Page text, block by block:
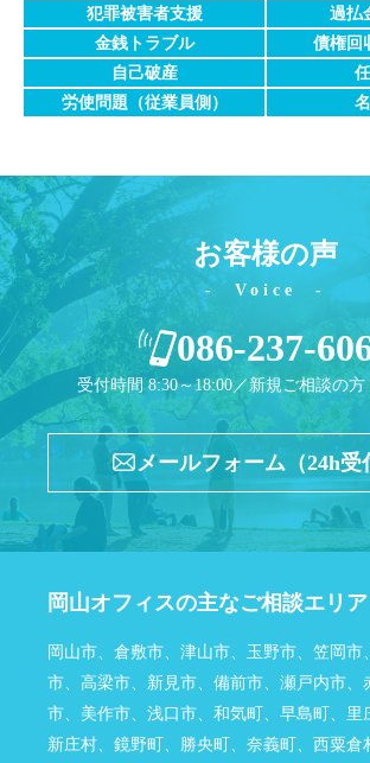
解決事例
お客様の声
カウンセリング
法律相談継続サポートプラン
アクセス
よくあるご質問
相談料無料の理由
リモート相談
面会交流サポート制度
弁護士ブログ
資料ダウンロード
犯罪被害者支援
過払
金銭トラブル
債権回
自己破産
労使問題 （従業員側）
お客様の声
Voice
086-237-
受付時間 8:30～18:00／新規ご相談の方
メールフォーム（24h受
岡山オフィスの主なご相談エリア
岡山市、倉敷市、津山市、玉野市、笠岡市
市、高梁市、新見市、備前市、瀬戸内市、
市、美作市、浅口市、和気町、早島町、里
新庄村、鏡野町、勝央町、奈義町、西粟倉